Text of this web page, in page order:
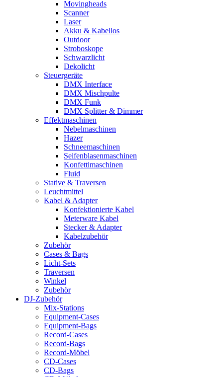
Movingheads
Scanner
Laser
Akku & Kabellos
Outdoor
Stroboskope
Schwarzlicht
Dekolicht
Steuergeräte
DMX Interface
DMX Mischpulte
DMX Funk
DMX Splitter & Dimmer
Effektmaschinen
Nebelmaschinen
Hazer
Schneemaschinen
Seifenblasenmaschinen
Konfettimaschinen
Fluid
Stative & Traversen
Leuchtmittel
Kabel & Adapter
Konfektionierte Kabel
Meterware Kabel
Stecker & Adapter
Kabelzubehör
Zubehör
Cases & Bags
Licht-Sets
Traversen
Winkel
Zubehör
DJ-Zubehör
Mix-Stations
Equipment-Cases
Equipment-Bags
Record-Cases
Record-Bags
Record-Möbel
CD-Cases
CD-Bags